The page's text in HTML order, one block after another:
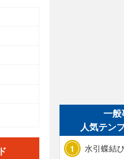
一
人気テン
1